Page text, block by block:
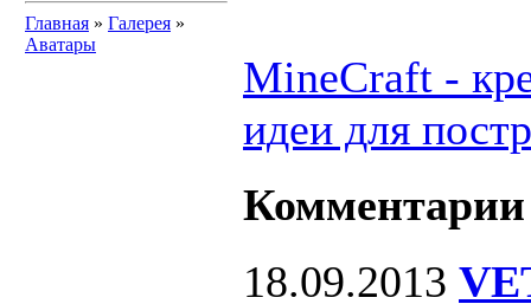
Главная » Галерея »
Аватары
MineCraft -
идеи для
Комментарии
18.09.2013